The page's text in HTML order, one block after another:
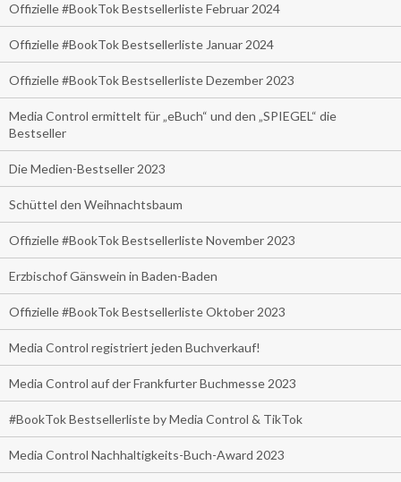
Offizielle #BookTok Bestsellerliste Februar 2024
Offizielle #BookTok Bestsellerliste Januar 2024
Offizielle #BookTok Bestsellerliste Dezember 2023
Media Control ermittelt für „eBuch“ und den „SPIEGEL“ die
Bestseller
Die Medien-Bestseller 2023
Schüttel den Weihnachtsbaum
Offizielle #BookTok Bestsellerliste November 2023
Erzbischof Gänswein in Baden-Baden
Offizielle #BookTok Bestsellerliste Oktober 2023
Media Control registriert jeden Buchverkauf!
Media Control auf der Frankfurter Buchmesse 2023
#BookTok Bestsellerliste by Media Control & TikTok
Media Control Nachhaltigkeits-Buch-Award 2023